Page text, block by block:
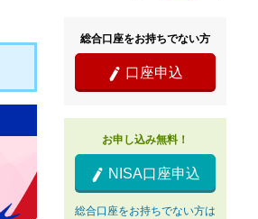
総合口座をお持ちでない方
 口座申込
お申し込み無料！
 NISA口座申込
総合口座をお持ちでない方は